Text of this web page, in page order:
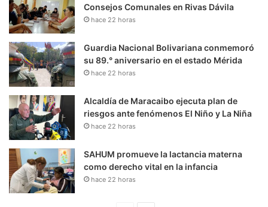
Consejos Comunales en Rivas Dávila
hace 22 horas
Guardia Nacional Bolivariana conmemoró
su 89.° aniversario en el estado Mérida
hace 22 horas
Alcaldía de Maracaibo ejecuta plan de
riesgos ante fenómenos El Niño y La Niña
hace 22 horas
SAHUM promueve la lactancia materna
como derecho vital en la infancia
hace 22 horas